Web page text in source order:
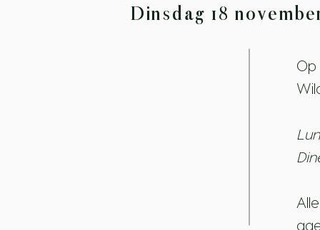
Dinsdag 18